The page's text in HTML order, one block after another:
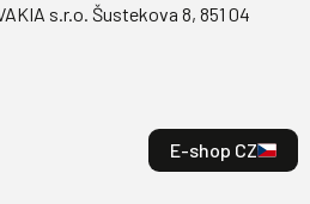
s.r.o. Šustekova 8, 851 04
E-shop CZ